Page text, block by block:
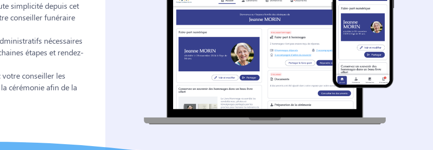
simplicité depuis cet
conseiller funéraire
nécessaires
étapes et rendez-
votre conseiller les
cérémonie afin de la